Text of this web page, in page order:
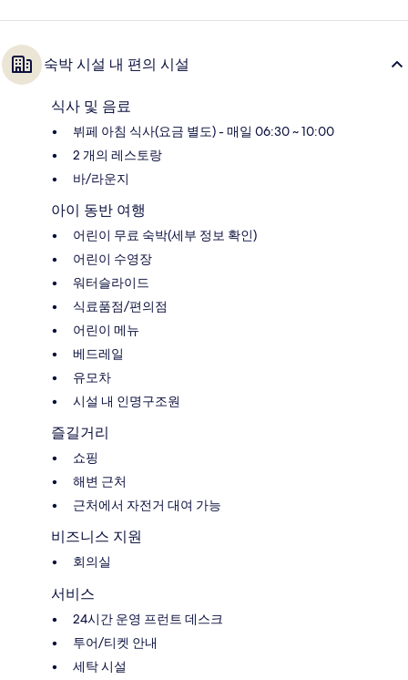
숙박 시설 내 편의 시설
식사 및 음료
뷔페 아침 식사(요금 별도) - 매일 06:30 ~ 10:00
2 개의 레스토랑
바/라운지
아이 동반 여행
어린이 무료 숙박(세부 정보 확인)
어린이 수영장
워터슬라이드
식료품점/편의점
어린이 메뉴
베드레일
유모차
시설 내 인명구조원
즐길거리
쇼핑
해변 근처
근처에서 자전거 대여 가능
비즈니스 지원
회의실
서비스
24시간 운영 프런트 데스크
투어/티켓 안내
세탁 시설